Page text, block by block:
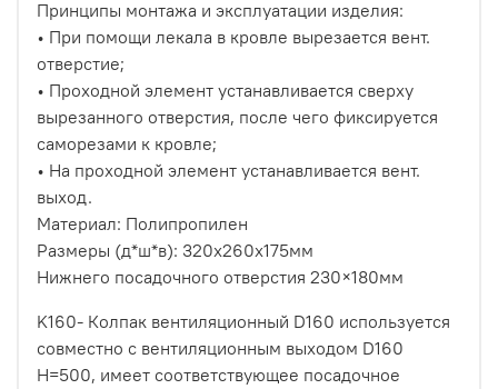
Принципы монтажа и эксплуатации изделия:
• При помощи лекала в кровле вырезается вент.
отверстие;
• Проходной элемент устанавливается сверху
вырезанного отверстия, после чего фиксируется
саморезами к кровле;
• На проходной элемент устанавливается вент.
выход.
Материал: Полипропилен
Размеры (д*ш*в): 320х260х175мм
Нижнего посадочного отверстия 230×180мм
K160- Колпак вентиляционный D160 используется
совместно с вентиляционным выходом D160
H=500, имеет соответствующее посадочное